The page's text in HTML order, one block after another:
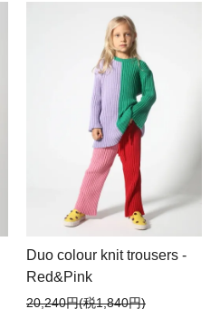
Duo colour knit trousers -
Red&Pink
20,240円(税1,840円)